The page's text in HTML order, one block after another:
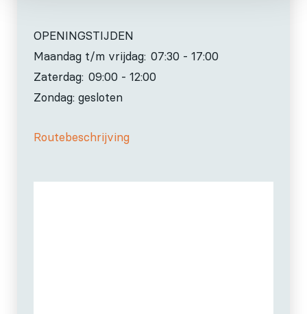
OPENINGSTIJDEN
Maandag t/m vrijdag: 07:30 - 17:00
Zaterdag: 09:00 - 12:00
Zondag: gesloten
Routebeschrijving